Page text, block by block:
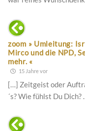
zoom » Umleitung:
Mirco und die NPD,
mehr. «
15 Jahre vor
[…] Zeitgeist oder
´s? Wie fühlst Du